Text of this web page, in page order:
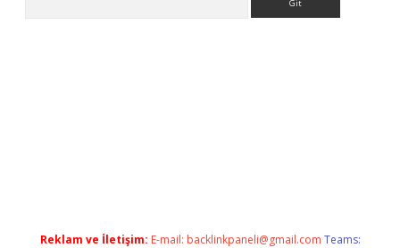
Reklam ve İletişim: E-mail: backlinkpaneli@gmail.com Teams: